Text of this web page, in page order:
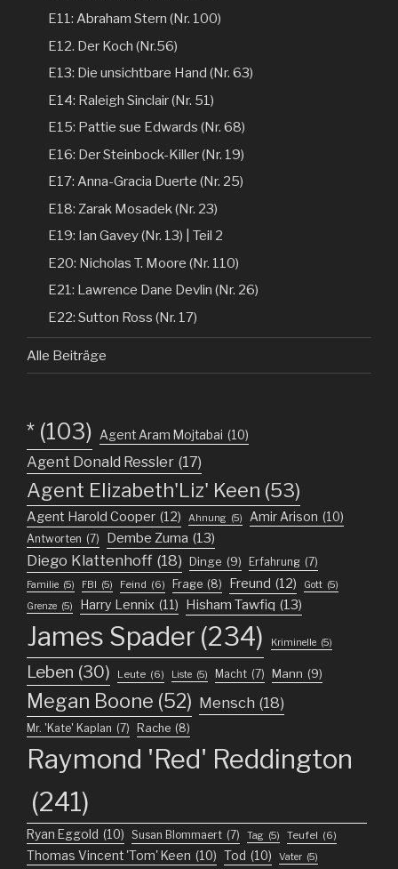
E11: Abraham Stern (Nr. 100)
E12. Der Koch (Nr.56)
E13: Die unsichtbare Hand (Nr. 63)
E14: Raleigh Sinclair (Nr. 51)
E15: Pattie sue Edwards (Nr. 68)
E16: Der Steinbock-Killer (Nr. 19)
E17: Anna-Gracia Duerte (Nr. 25)
E18: Zarak Mosadek (Nr. 23)
E19: Ian Gavey (Nr. 13) | Teil 2
E20: Nicholas T. Moore (Nr. 110)
E21: Lawrence Dane Devlin (Nr. 26)
E22: Sutton Ross (Nr. 17)
Alle Beiträge
* (103) Agent Aram Mojtabai (10)
Agent Donald Ressler (17)
Agent Elizabeth'Liz' Keen (53)
Agent Harold Cooper (12) Ahnung (5) Amir Arison (10)
Antworten (7) Dembe Zuma (13)
Diego Klattenhoff (18) Dinge (9) Erfahrung (7)
Familie (5) FBI (5) Feind (6) Frage (8) Freund (12) Gott (5)
Grenze (5) Harry Lennix (11) Hisham Tawfiq (13)
James Spader (234) Kriminelle (5)
Leben (30) Leute (6) Liste (5) Macht (7) Mann (9)
Megan Boone (52) Mensch (18)
Mr. 'Kate' Kaplan (7) Rache (8)
Raymond 'Red' Reddington
(241)
Ryan Eggold (10) Susan Blommaert (7) Tag (5) Teufel (6)
Thomas Vincent 'Tom' Keen (10) Tod (10) Vater (5)